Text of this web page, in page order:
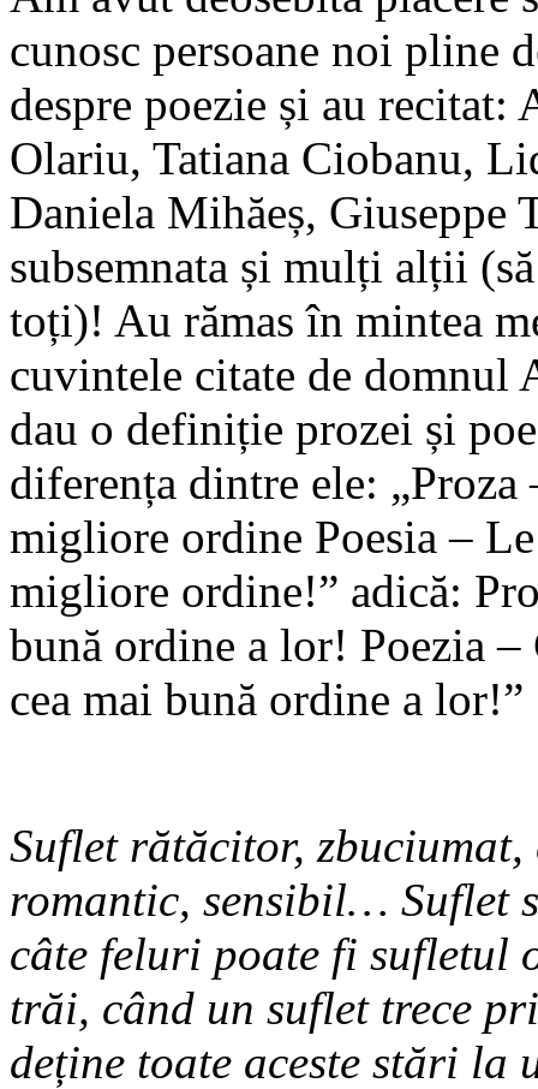
cunosc persoane noi pline
despre poezie și au
Olariu, Tatiana Ciobanu,
Daniela Mihăeș,
subsemnata și mulți alții
toți)! Au rămas în mintea
cuvintele citate de domnul
dau o definiție prozei și
diferența dintre ele:
migliore ordine Poesia –
migliore ordine!” adică:
bună ordine a lor! Poezia
cea mai bună ordine a lor!”
Suflet rătăcitor,
romantic, sensibil… Suflet
câte feluri poate fi sufletul
trăi, când un suflet trece
deține toate aceste stări la